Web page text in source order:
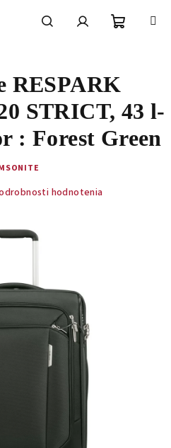
košík
RESPARK
STRICT, 43 l-
: Forest Green
hodnotenia